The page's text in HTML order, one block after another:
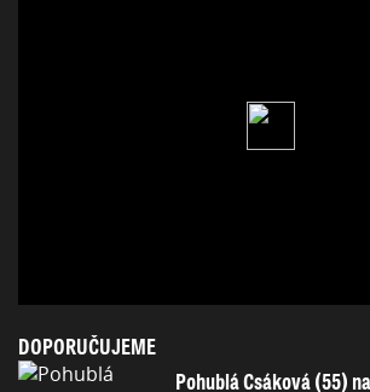
DOPORUČUJEME
Pohublá Csáková (55)